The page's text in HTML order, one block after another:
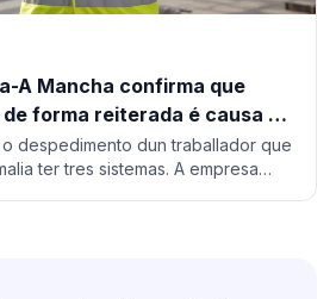
A Mancha confirma que
forma reiterada é causa de
despedimento dun traballador que
ter tres sistemas. A empresa